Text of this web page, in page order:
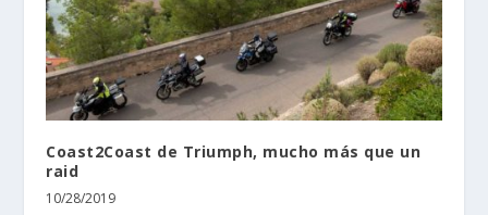
Coast2Coast de Triumph, mucho más que un
raid
10/28/2019